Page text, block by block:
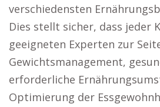
verschiedensten
Dies stellt sicher, dass jeder
geeigneten Experten zur
Gewichtsmanagement,
erforderliche
Optimierung der